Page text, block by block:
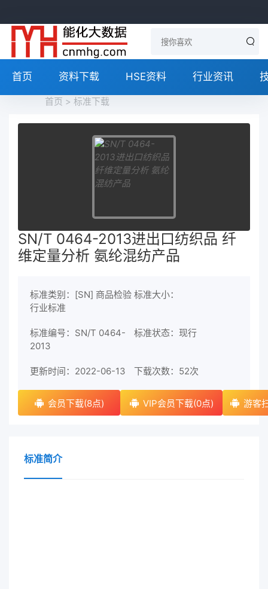
首页 资料下载 HSE资料 行业资讯
首页 > 标准下载
SN/T 0464-2013进出口纺织品 纤
维定量分析 氨纶混纺产品
标准类别：[SN] 商品检验
行业标准
标准大小：
标准编号：SN/T 0464-
2013
标准状态：现行
更新时间：2022-06-13 下载次数： 52次
会员下载(8点) VIP会员下载(0点) 游客
标准简介